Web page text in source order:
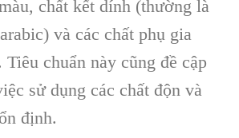
chất kết dính (thường là
và các chất phụ gia
Tiêu chuẩn này cũng đề cập
sử dụng các chất độn và
định.